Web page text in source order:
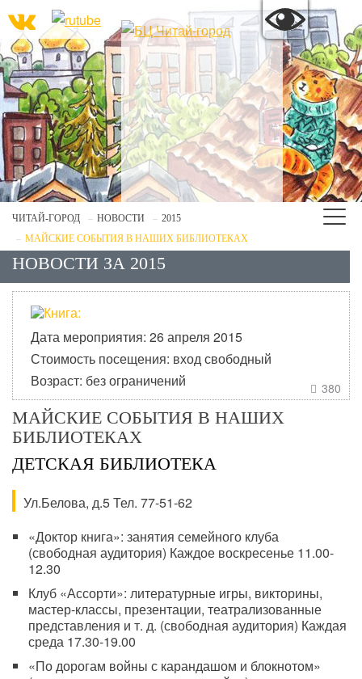
ЧИТАЙ-ГОРОД НОВОСТИ
2015
МАЙСКИЕ СОБЫТИЯ В НАШИХ БИБЛИОТЕКАХ
НОВОСТИ ЗА 2015
Дата мероприятия: 26 апреля 2015
Стоимость посещения: вход свободный
Возраст: без ограничений
 380
МАЙСКИЕ СОБЫТИЯ В НАШИХ
БИБЛИОТЕКАХ
ДЕТСКАЯ БИБЛИОТЕКА
Ул.Белова, д.5 Тел. 77-51-62
«Доктор книга»: занятия семейного клуба
(свободная аудитория) Каждое воскресенье 11.00-
12.30
Клуб «Ассорти»: литературные игры, викторины,
мастер-классы, презентации, театрализованные
представления и т. д. (свободная аудитория) Каждая
среда 17.30-19.00
«По дорогам войны с карандашом и блокнотом»